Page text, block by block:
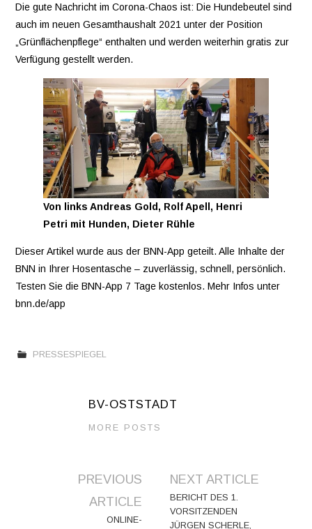
Die gute Nachricht im Corona-Chaos ist: Die Hundebeutel sind
auch im neuen Gesamthaushalt 2021 unter der Position
„Grünflächenpflege“ enthalten und werden weiterhin gratis zur
Verfügung gestellt werden.
Von links Andreas Gold, Rolf Apell, Henri
Petri mit Hunden, Dieter Rühle
Dieser Artikel wurde aus der BNN-App geteilt. Alle Inhalte der
BNN in Ihrer Hosentasche – zuverlässig, schnell, persönlich.
Testen Sie die BNN-App 7 Tage kostenlos. Mehr Infos unter
bnn.de/app
PRESSESPIEGEL
BV-OSTSTADT
MORE POSTS
Navigation
PREVIOUS
ARTICLE
ONLINE-
NEXT ARTICLE
BERICHT DES 1.
VORSITZENDEN
JÜRGEN SCHERLE,